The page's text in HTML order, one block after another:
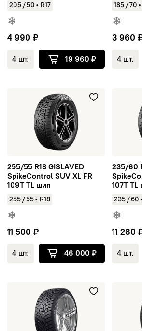
205/50 • R17
4 990 ₽
4 шт. 19 960 ₽
185 /70 •
3 960
4 шт.
255/55 R18 GISLAVED SpikeControl
255/55 R18 GISLAVED
SpikeControl SUV XL FR
109T TL шип
255/55• R18
11 500 ₽
4 шт. 46 000 ₽
235/60
235/60
107T TL
235 / 60 •
11 280
4 шт.
205/55 R16 TRIANGLE TI501 94T TL шип
205/55